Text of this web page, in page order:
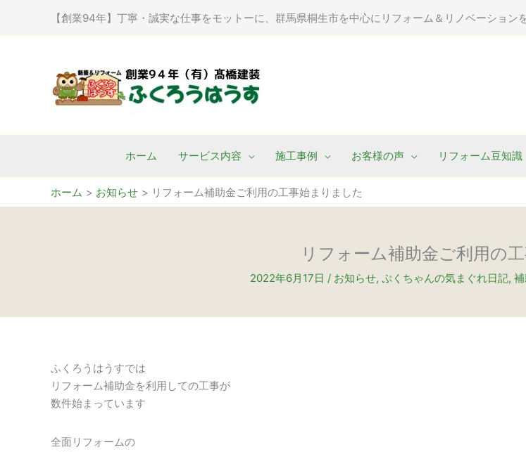
【創業94年】丁寧・誠実な仕事をモットーに、群馬県桐生市を中心にリフォーム＆リノベーション
ホーム サービス内容 施工事例 お客様の声 リフォーム豆知識
ホーム お知らせ リフォーム補助金ご利用の工事始まりました
リフォーム補助金ご利用の
2022年6月17日 / お知らせ, ぷくちゃんの気まぐれ日記,
ふくろうはうすでは
リフォーム補助金を利用しての工事が
数件始まっています
全面リフォームの